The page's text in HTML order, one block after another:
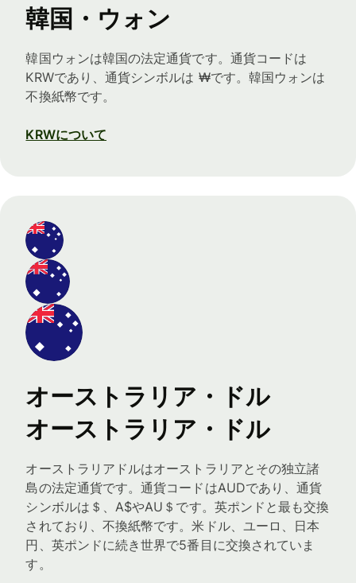
韓国・ウォン
韓国ウォンは韓国の法定通貨です。通貨コードは
KRWであり、通貨シンボルは ₩です。韓国ウォンは
不換紙幣です。
KRWについて
オーストラリア・ドル
オーストラリア・ドル
オーストラリアドルはオーストラリアとその独立諸
島の法定通貨です。通貨コードはAUDであり、通貨
シンボルは＄、A$やAU＄です。英ポンドと最も交換
されており、不換紙幣です。米ドル、ユーロ、日本
円、英ポンドに続き世界で5番目に交換されていま
す。